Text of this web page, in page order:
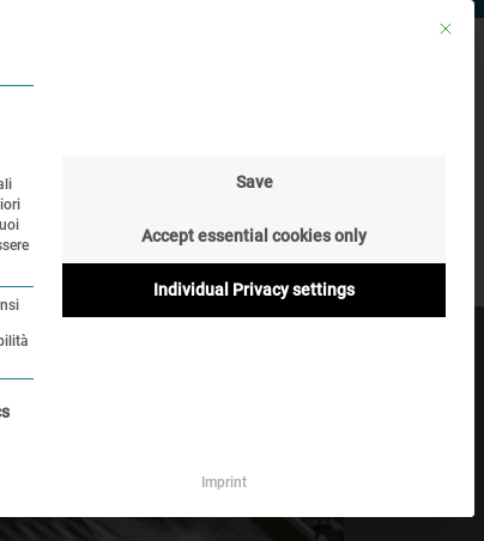
online
Mit
essere deselezionato.
Save
Accept essential cookies only
Individual Privacy settings
Imprint